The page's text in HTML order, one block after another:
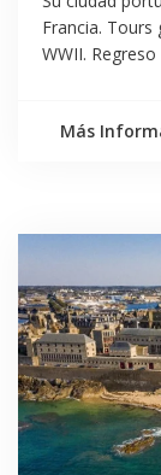
Francia.
WWII.
Más